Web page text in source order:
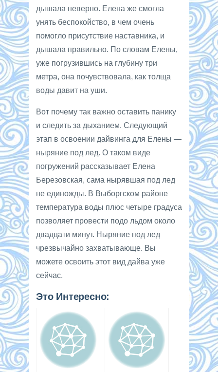
дышала неверно. Елена же смогла
унять беспокойство, в чем очень
помогло присутствие наставника, и
дышала правильно. По словам Елены,
уже погрузившись на глубину три
метра, она почувствовала, как толща
воды давит на уши.
Вот почему так важно оставить панику
и следить за дыханием. Следующий
этап в освоении дайвинга для Елены —
ныряние под лед. О таком виде
погружений рассказывает Елена
Березовская, сама нырявшая под лед
не единожды. В Выборгском районе
температура воды плюс четыре градуса
позволяет провести подо льдом около
двадцати минут. Ныряние под лед
чрезвычайно захватывающе. Вы
можете освоить этот вид дайва уже
сейчас.
Это Интересно: